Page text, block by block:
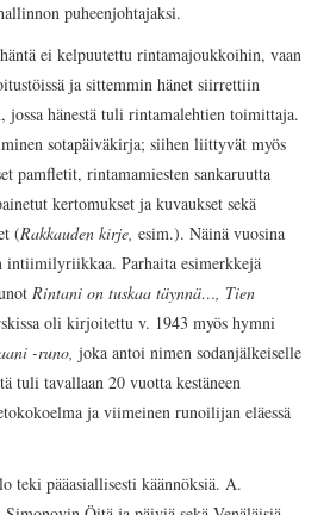
puheenjohtajaksi.
ei kelpuutettu rintamajoukkoihin, vaan
ja sittemmin hänet siirrettiin
hänestä tuli rintamalehtien toimittaja.
sotapäiväkirja; siihen liittyvät myös
pamfletit, rintamamiesten sankaruutta
kertomukset ja kuvaukset sekä
(Rakkauden kirje, esim.). Näinä vuosina
intiimilyriikkaa. Parhaita esimerkkejä
Rintani on tuskaa täynnä…, Tien
oli kirjoitettu v. 1943 myös hymni
-runo, joka antoi nimen sodanjälkeiselle
tuli tavallaan 20 vuotta kestäneen
ja viimeinen runoilijan eläessä
teki pääasiallisesti käännöksiä. A.